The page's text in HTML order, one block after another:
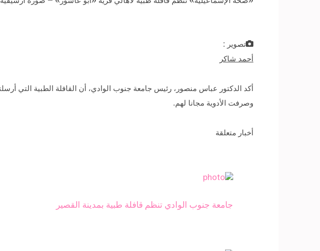
تصوير :
أحمد شاكر
وصرفت الأدوية مجانا لهم.
أخبار متعلقة
جامعة جنوب الوادي تنظم قافلة طبية بمدينة القصير